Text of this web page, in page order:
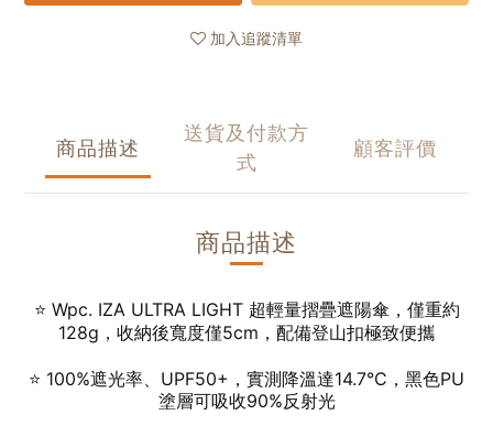
加入追蹤清單
商品描述
送貨及付款方
式
顧客評價
商品描述
⭐ Wpc. IZA ULTRA LIGHT 超輕量摺疊遮陽傘，僅重約
128g，收納後寬度僅5cm，配備登山扣極致便攜
⭐ 100%遮光率、UPF50+，實測降溫達14.7°C，黑色PU
塗層可吸收90%反射光